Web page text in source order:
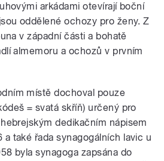
arkádami otevírají boční
oddělené ochozy pro ženy. Z
v západní části a bohatě
almemoru a ochozů v prvním
místě dochoval pouze
= svatá skříň) určený pro
dedikačním nápisem
také řada synagogálních lavic u
byla synagoga zapsána do